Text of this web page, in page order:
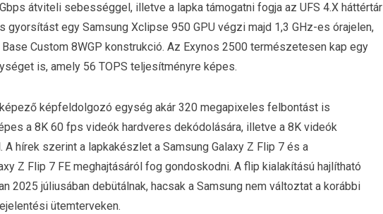
átviteli sebességgel, illetve a lapka támogatni fogja az UFS 4.X háttértár
gyorsítást egy Samsung Xclipse 950 GPU végzi majd 1,3 GHz-es órajelen,
Custom 8WGP konstrukció. Az Exynos 2500 természetesen kap egy
is, amely 56 TOPS teljesítményre képes.
képfeldolgozó egység akár 320 megapixeles felbontást is
a 8K 60 fps videók hardveres dekódolására, illetve a 8K videók
hírek szerint a lapkakészlet a Samsung Galaxy Z Flip 7 és a
Z Flip 7 FE meghajtásáról fog gondoskodni. A flip kialakítású hajlítható
2025 júliusában debütálnak, hacsak a Samsung nem változtat a korábbi
ütemterveken.